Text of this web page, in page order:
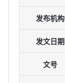
发布机构
发文日期
文号